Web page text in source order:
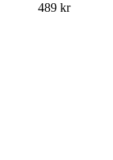
489 kr